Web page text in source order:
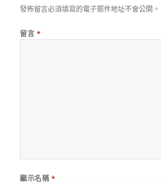
發佈留言必須填寫的電子郵件地址不會公開。
留言 *
顯示名稱 *